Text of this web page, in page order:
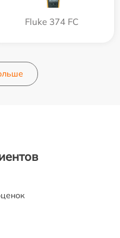
Fluke 374 FC